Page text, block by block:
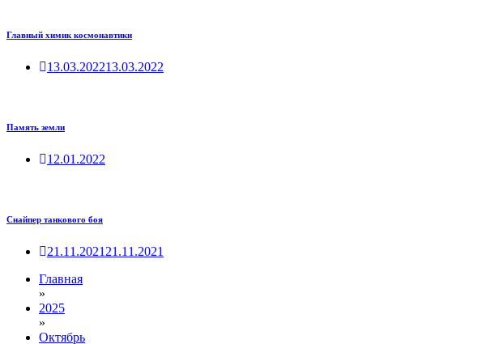
Главный химик космонавтики
13.03.202213.03.2022
Память земли
12.01.2022
Снайпер танкового боя
21.11.2021 21.11.2021
Главная
»
2025
»
Октябрь